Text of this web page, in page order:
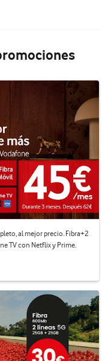
al mejor precio. Fibra+2
TV con Netflix y Prime.